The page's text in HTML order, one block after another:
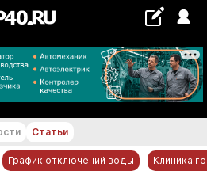
+16...+17 °С
Статьи
График отключений воды Клиника